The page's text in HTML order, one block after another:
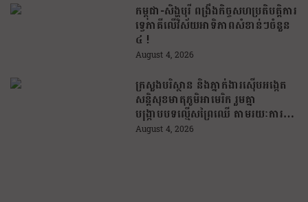
កម្ពុជា-សិង្ហបុរី ពង្រឹងកិច្ចសហប្រតិបត្តិការ
ទ្វេភាគីលើវិស័យអាទិភាពសំខាន់ៗចំនួន
៤ !
August 4, 2026
ក្រសួងបរិស្ថាន និងភ្នាក់ងារស៊ើបអង្កេត
សន្តិសុខមាតុភូមិអាមេរិក រួមគ្នា
បង្រ្កាបបទល្មើសព្រៃឈើ តាមរយៈការប្រើ
ប្រាស់បច្ចេកវិទ្យា
August 4, 2026